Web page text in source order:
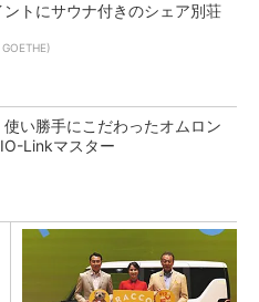
トにサウナ付きのシェア別荘
い勝手にこだわったオムロン
Linkマスター